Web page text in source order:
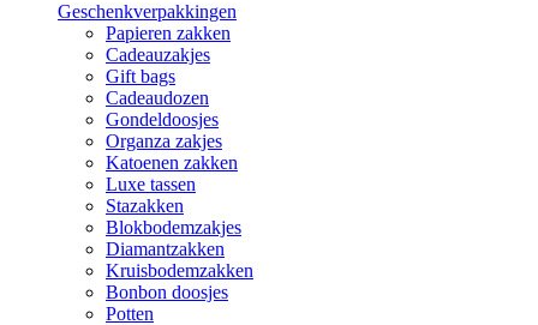
Geschenkverpakkingen
Papieren zakken
Cadeauzakjes
Gift bags
Cadeaudozen
Gondeldoosjes
Organza zakjes
Katoenen zakken
Luxe tassen
Stazakken
Blokbodemzakjes
Diamantzakken
Kruisbodemzakken
Bonbon doosjes
Potten